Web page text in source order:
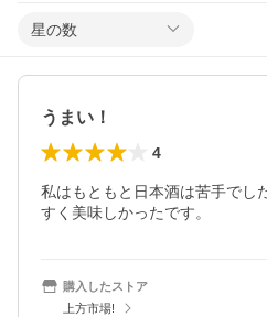
星の数
うまい！
4
私はもともと日本酒は苦手でし
すく美味しかったです。
購入したストア
上方市場!